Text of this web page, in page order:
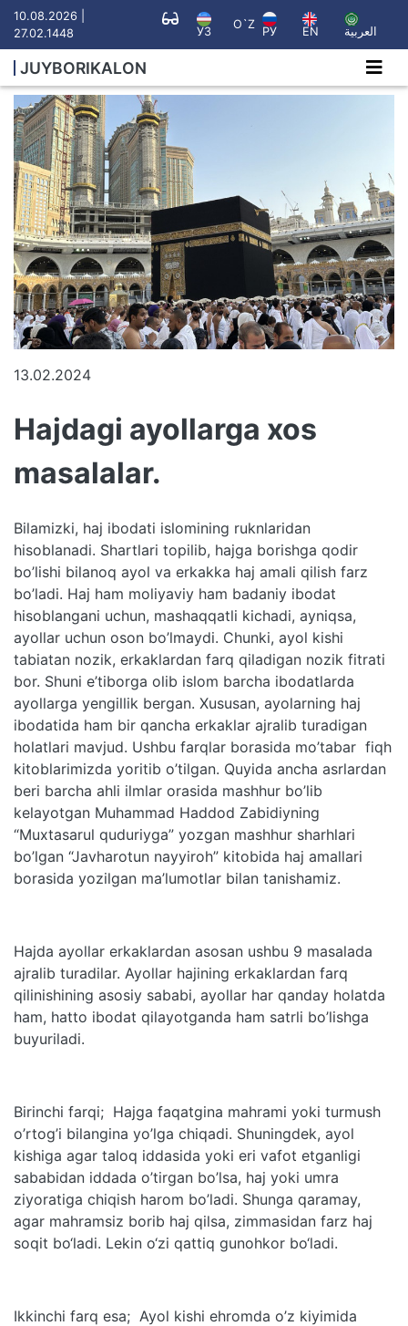
10.08.2026 |
27.02.1448
УЗ
O`Z
РУ EN العربية
JUYBORIKALON
13.02.2024
Hajdagi ayollarga xos
masalalar.
Bilamizki, haj ibodati islomining ruknlaridan
hisoblanadi. Shartlari topilib, hajga borishga qodir
bo’lishi bilanoq ayol va erkakka haj amali qilish farz
bo’ladi. Haj ham moliyaviy ham badaniy ibodat
hisoblangani uchun, mashaqqatli kichadi, ayniqsa,
ayollar uchun oson bo’lmaydi. Chunki, ayol kishi
tabiatan nozik, erkaklardan farq qiladigan nozik fitrati
bor. Shuni e’tiborga olib islom barcha ibodatlarda
ayollarga yengillik bergan. Xususan, ayolarning haj
ibodatida ham bir qancha erkaklar ajralib turadigan
holatlari mavjud. Ushbu farqlar borasida mo’tabar fiqh
kitoblarimizda yoritib o’tilgan. Quyida ancha asrlardan
beri barcha ahli ilmlar orasida mashhur bo’lib
kelayotgan Muhammad Haddod Zabidiyning
“Muxtasarul quduriyga” yozgan mashhur sharhlari
bo’lgan “Javharotun nayyiroh” kitobida haj amallari
borasida yozilgan ma’lumotlar bilan tanishamiz.
Hajda ayollar erkaklardan asosan ushbu 9 masalada
ajralib turadilar. Ayollar hajining erkaklardan farq
qilinishining asosiy sababi, ayollar har qanday holatda
ham, hatto ibodat qilayotganda ham satrli bo’lishga
buyuriladi.
Birinchi farqi; Hajga faqatgina mahrami yoki turmush
o’rtog’i bilangina yo’lga chiqadi. Shuningdek, ayol
kishiga agar taloq iddasida yoki eri vafot etganligi
sababidan iddada o’tirgan bo’lsa, haj yoki umra
ziyoratiga chiqish harom bo’ladi. Shunga qaramay,
agar mahramsiz borib haj qilsa, zimmasidan farz haj
soqit bo‘ladi. Lekin o‘zi qattiq gunohkor bo‘ladi.
Ikkinchi farq esa; Ayol kishi ehromda o’z kiyimida